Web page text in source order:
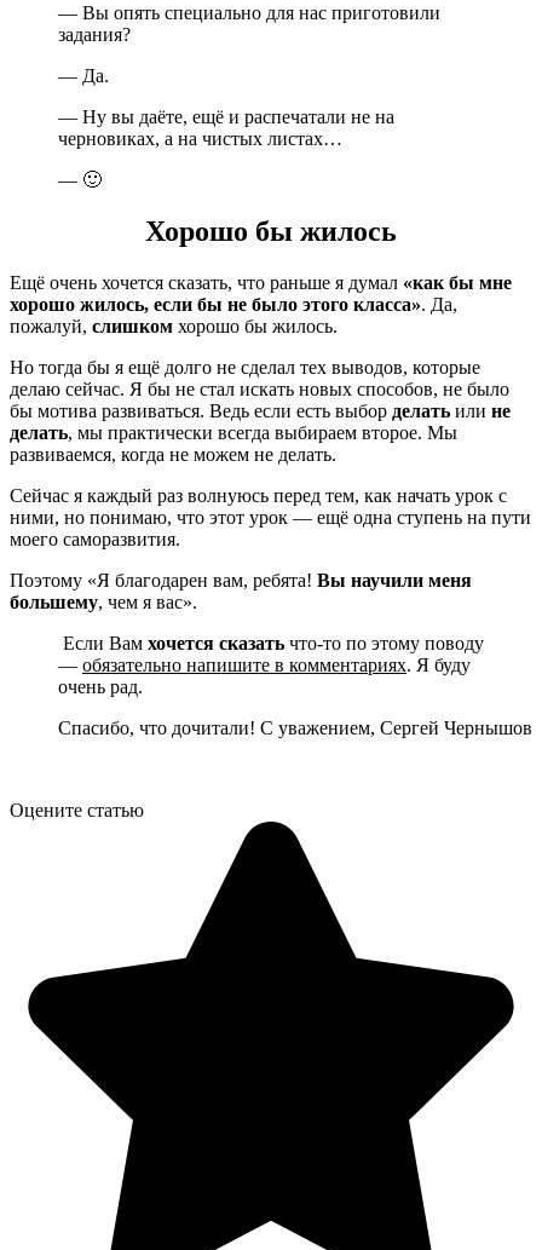
— Вы опять специально для нас приготовили
задания?
— Да.
— Ну вы даёте, ещё и распечатали не на
черновиках, а на чистых листах…
— 🙂
Хорошо бы жилось
Ещё очень хочется сказать, что раньше я думал «как бы мне
хорошо жилось, если бы не было этого класса». Да,
пожалуй, слишком хорошо бы жилось.
Но тогда бы я ещё долго не сделал тех выводов, которые
делаю сейчас. Я бы не стал искать новых способов, не было
бы мотива развиваться. Ведь если есть выбор делать или не
делать, мы практически всегда выбираем второе. Мы
развиваемся, когда не можем не делать.
Сейчас я каждый раз волнуюсь перед тем, как начать урок с
ними, но понимаю, что этот урок — ещё одна ступень на пути
моего саморазвития.
Поэтому «Я благодарен вам, ребята! Вы научили меня
большему, чем я вас».
Если Вам хочется сказать что-то по этому поводу
— обязательно напишите в комментариях. Я буду
очень рад.
Спасибо, что дочитали! С уважением, Сергей Чернышов
Оцените статью